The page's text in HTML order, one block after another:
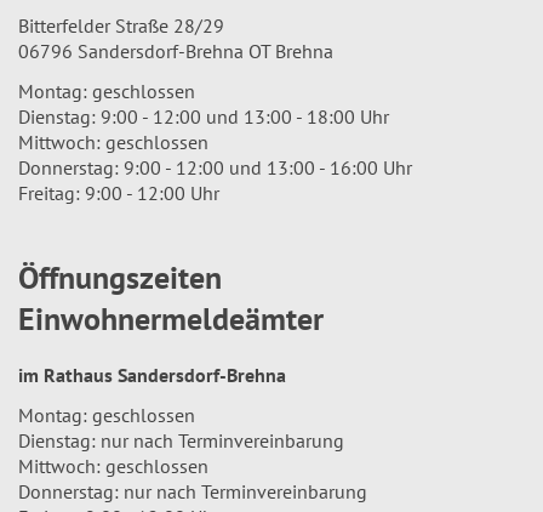
Bitterfelder Straße 28/29
06796 Sandersdorf-Brehna OT Brehna
Montag: geschlossen
Dienstag: 9:00 - 12:00 und 13:00 - 18:00 Uhr
Mittwoch: geschlossen
Donnerstag: 9:00 - 12:00 und 13:00 - 16:00 Uhr
Freitag: 9:00 - 12:00 Uhr
Öffnungszeiten
Einwohnermeldeämter
im Rathaus Sandersdorf-Brehna
Montag: geschlossen
Dienstag: nur nach Terminvereinbarung
Mittwoch: geschlossen
Donnerstag: nur nach Terminvereinbarung